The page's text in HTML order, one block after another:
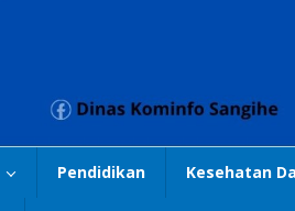
Pendidikan Kesehatan